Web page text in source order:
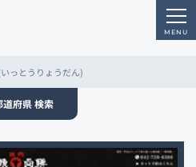
っとうりょうだん)
道府県 検索